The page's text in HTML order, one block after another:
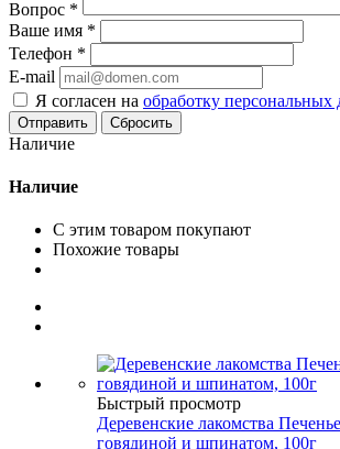
Вопрос *
Ваше имя *
Телефон *
E-mail
Я согласен на обработку персональных
Сбросить
Наличие
Наличие
С этим товаром покупают
Похожие товары
Быстрый просмотр
Деревенские лакомства
говядиной и шпинатом, 100г